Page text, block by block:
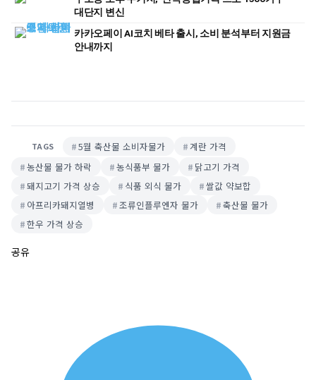
대단지 변신
카카오페이 AI코치 베타 출시, 소비 분석부터 지원금
안내까지
TAGS 5월 축산물 소비자물가
계란 가격
농산물 물가 하락
농식품부 물가
닭고기 가격
돼지고기 가격 상승
식품 외식 물가
쌀값 약보합
아프리카돼지열병
조류인플루엔자 물가
축산물 물가
한우 가격 상승
공유